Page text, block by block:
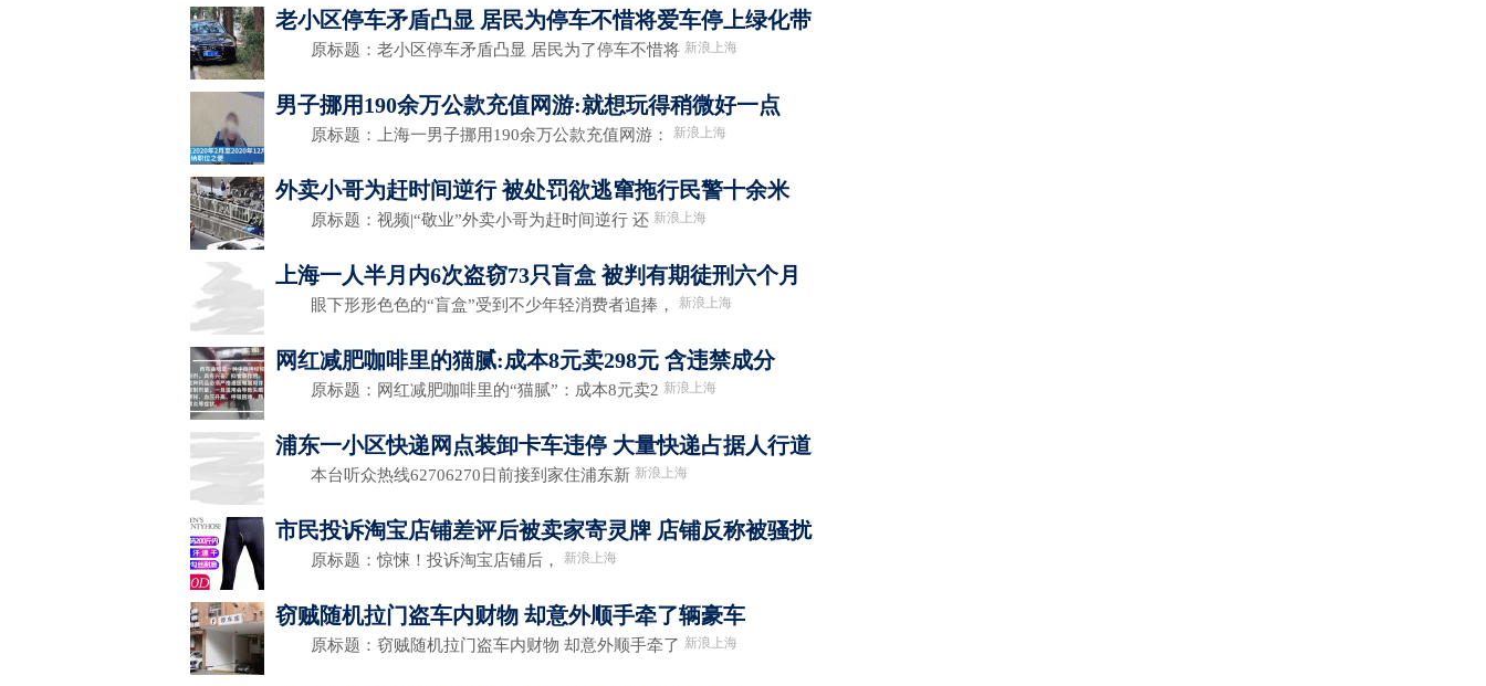
老小区停车矛盾凸显 居民为停车不惜将爱车停上绿化带
原标题：老小区停车矛盾凸显 居民为了停车不惜将 新浪上海
男子挪用190余万公款充值网游:就想玩得稍微好一点
原标题：上海一男子挪用190余万公款充值网游： 新浪上海
外卖小哥为赶时间逆行 被处罚欲逃窜拖行民警十余米
原标题：视频|“敬业”外卖小哥为赶时间逆行 还 新浪上海
上海一人半月内6次盗窃73只盲盒 被判有期徒刑六个月
眼下形形色色的“盲盒”受到不少年轻消费者追捧， 新浪上海
网红减肥咖啡里的猫腻:成本8元卖298元 含违禁成分
原标题：网红减肥咖啡里的“猫腻”：成本8元卖2 新浪上海
浦东一小区快递网点装卸卡车违停 大量快递占据人行道
本台听众热线62706270日前接到家住浦东新 新浪上海
市民投诉淘宝店铺差评后被卖家寄灵牌 店铺反称被骚扰
原标题：惊悚！投诉淘宝店铺后， 新浪上海
窃贼随机拉门盗车内财物 却意外顺手牵了辆豪车
原标题：窃贼随机拉门盗车内财物 却意外顺手牵了 新浪上海